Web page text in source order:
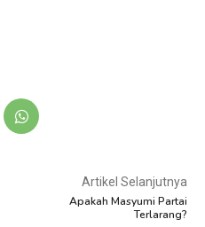
Artikel Selanjutnya
Apakah Masyumi Partai
Terlarang?